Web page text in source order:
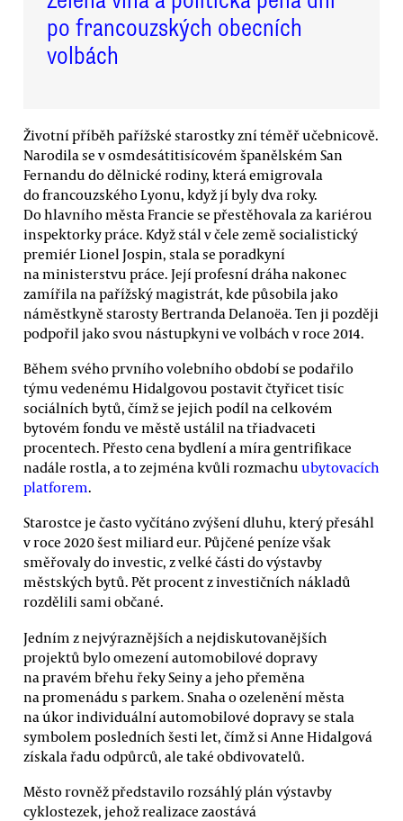
po francouzských obecních
volbách
Životní příběh pařížské starostky zní téměř učebnicově.
Narodila se v osmdesátitisícovém španělském San
Fernandu do dělnické rodiny, která emigrovala
do francouzského Lyonu, když jí byly dva roky.
Do hlavního města Francie se přestěhovala za kariérou
inspektorky práce. Když stál v čele země socialistický
premiér Lionel Jospin, stala se poradkyní
na ministerstvu práce. Její profesní dráha nakonec
zamířila na pařížský magistrát, kde působila jako
náměstkyně starosty Bertranda Delanoëa. Ten ji později
podpořil jako svou nástupkyni ve volbách v roce 2014.
Během svého prvního volebního období se podařilo
týmu vedenému Hidalgovou postavit čtyřicet tisíc
sociálních bytů, čímž se jejich podíl na celkovém
bytovém fondu ve městě ustálil na třiadvaceti
procentech. Přesto cena bydlení a míra gentrifikace
nadále rostla, a to zejména kvůli rozmachu ubytovacích
platforem.
Starostce je často vyčítáno zvýšení dluhu, který přesáhl
v roce 2020 šest miliard eur. Půjčené peníze však
směřovaly do investic, z velké části do výstavby
městských bytů. Pět procent z investičních nákladů
rozdělili sami občané.
Jedním z nejvýraznějších a nejdiskutovanějších
projektů bylo omezení automobilové dopravy
na pravém břehu řeky Seiny a jeho přeměna
na promenádu s parkem. Snaha o ozelenění města
na úkor individuální automobilové dopravy se stala
symbolem posledních šesti let, čímž si Anne Hidalgová
získala řadu odpůrců, ale také obdivovatelů.
Město rovněž představilo rozsáhlý plán výstavby
cyklostezek, jehož realizace zaostává